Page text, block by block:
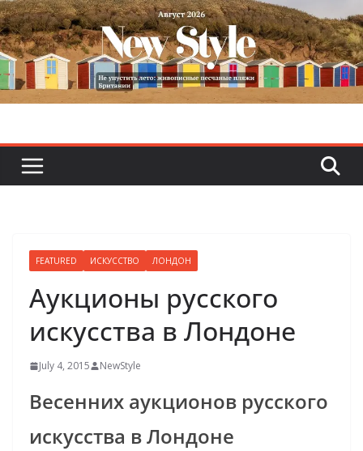
Skip
to
content
FEATURED ИСКУССТВО ЛОНДОН
Аукционы русского
искусства в Лондоне
July 4, 2015 NewStyle
Весенних аукционов русского
искусства в Лондоне